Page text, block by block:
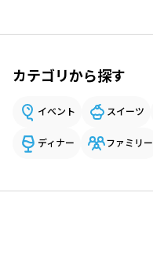
カテゴリから探す
イベント スイーツ
ディナー ファミリー